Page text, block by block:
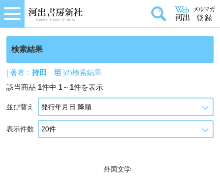
検索結果
[ 著者：持田 坦 ]の検索結果
該当商品 1件中 1～ 1件を表示
並び替え
表示件数
外国文学